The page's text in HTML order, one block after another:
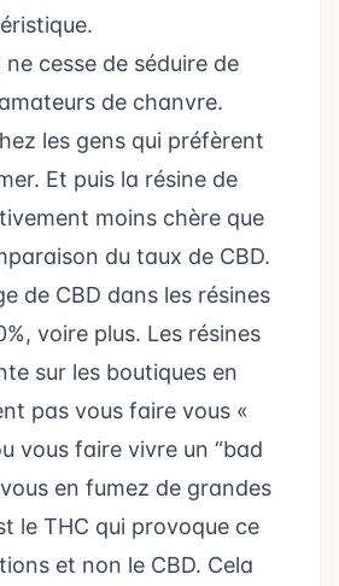
ne cesse de séduire de
de chanvre.
les gens qui préfèrent
Et puis la résine de
moins chère que
du taux de CBD.
de CBD dans les résines
voire plus. Les résines
sur les boutiques en
pas vous faire vous «
vous faire vivre un “bad
en fumez de grandes
le THC qui provoque ce
et non le CBD. Cela